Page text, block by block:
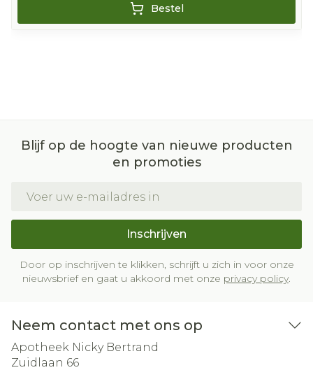
Bestel
Blijf op de hoogte van nieuwe producten
en promoties
Inschrijven
Door op inschrijven te klikken, schrijft u zich in voor onze
nieuwsbrief en gaat u akkoord met onze privacy policy.
Neem contact met ons op
Apotheek Nicky Bertrand
Zuidlaan 66